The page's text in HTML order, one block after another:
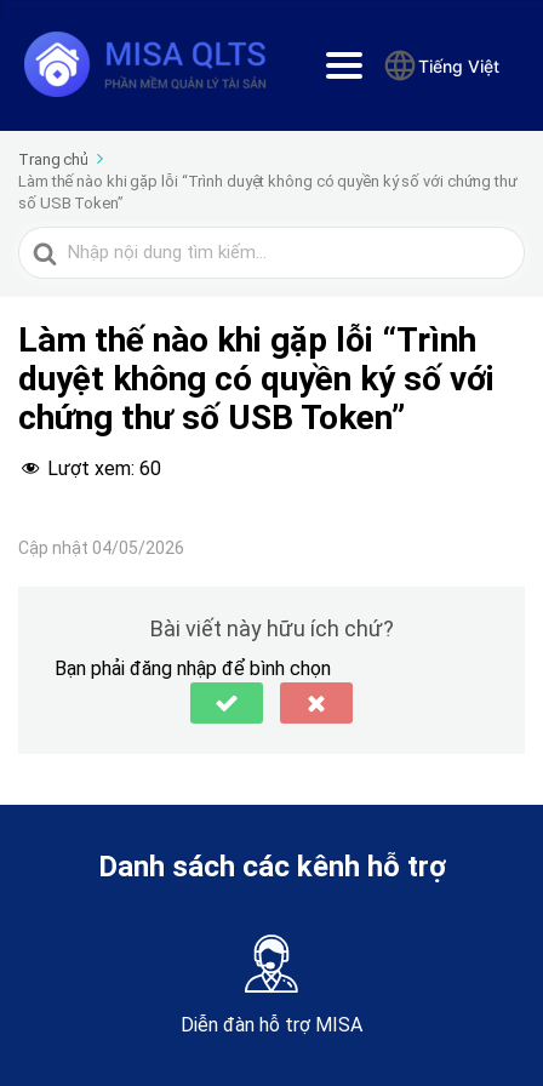
Tiếng Việt
Trang chủ
Làm thế nào khi gặp lỗi “Trình duyệt không có quyền ký số với chứng thư
số USB Token”
Tìm
kiếm
Làm thế nào khi gặp lỗi “Trình
duyệt không có quyền ký số với
chứng thư số USB Token”
Lượt xem: 60
Cập nhật 04/05/2026
Bài viết này hữu ích chứ?
Bạn phải đăng nhập để bình chọn
Danh sách các kênh hỗ trợ
Diễn đàn hỗ trợ MISA